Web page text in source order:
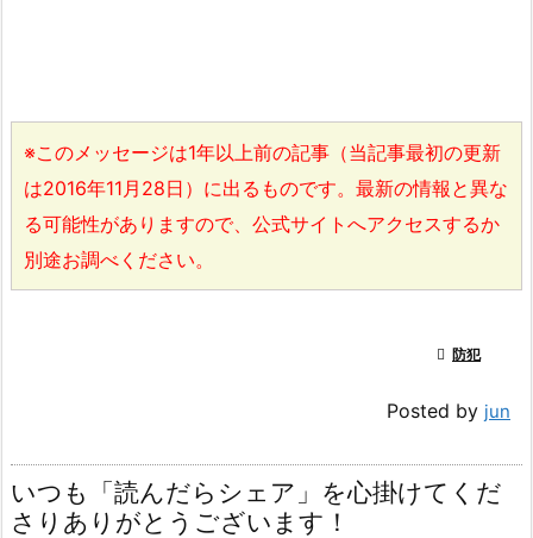
※このメッセージは1年以上前の記事（当記事最初の更新
は2016年11月28日）に出るものです。最新の情報と異な
る可能性がありますので、公式サイトへアクセスするか
別途お調べください。
 防犯
Posted by jun
いつも「読んだらシェア」を心掛けてくだ
さりありがとうございます！